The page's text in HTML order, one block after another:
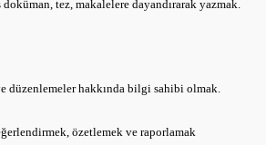
doküman, tez, makalelere dayandırarak yazmak.
hakkında bilgi sahibi olmak.
özetlemek ve raporlamak